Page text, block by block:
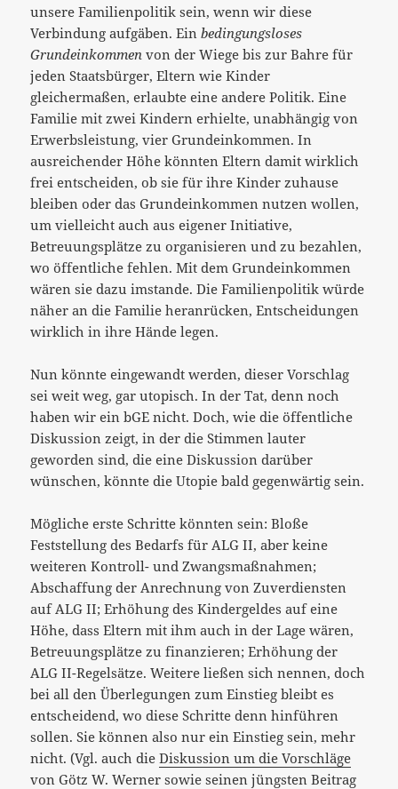
unsere Familienpolitik sein, wenn wir diese
Verbindung aufgäben. Einbedingungsloses
Grundeinkommen von der Wiege bis zur Bahre für
jeden Staatsbürger, Eltern wie Kinder
gleichermaßen, erlaubte eine andere Politik. Eine
Familie mit zwei Kindern erhielte, unabhängig von
Erwerbsleistung, vier Grundeinkommen. In
ausreichender Höhe könnten Eltern damit wirklich
frei entscheiden, ob sie für ihre Kinder zuhause
bleiben oder das Grundeinkommen nutzen wollen,
um vielleicht auch aus eigener Initiative,
Betreuungsplätze zu organisieren und zu bezahlen,
wo öffentliche fehlen. Mit dem Grundeinkommen
wären sie dazu imstande. Die Familienpolitik würde
näher an die Familie heranrücken, Entscheidungen
wirklich in ihre Hände legen.
Nun könnte eingewandt werden, dieser Vorschlag
sei weit weg, gar utopisch. In der Tat, denn noch
haben wir ein bGE nicht. Doch, wie die öffentliche
Diskussion zeigt, in der die Stimmen lauter
geworden sind, die eine Diskussion darüber
wünschen, könnte die Utopie bald gegenwärtig sein.
Mögliche erste Schritte könnten sein: Bloße
Feststellung des Bedarfs für ALG II, aber keine
weiteren Kontroll- und Zwangsmaßnahmen;
Abschaffung der Anrechnung von Zuverdiensten
auf ALG II; Erhöhung des Kindergeldes auf eine
Höhe, dass Eltern mit ihm auch in der Lage wären,
Betreuungsplätze zu finanzieren; Erhöhung der
ALG II-Regelsätze. Weitere ließen sich nennen, doch
bei all den Überlegungen zum Einstieg bleibt es
entscheidend, wo diese Schritte denn hinführen
sollen. Sie können also nur ein Einstieg sein, mehr
nicht. (Vgl. auch dieDiskussion um die Vorschläge
von Götz W. Werner sowie seinen jüngsten Beitrag